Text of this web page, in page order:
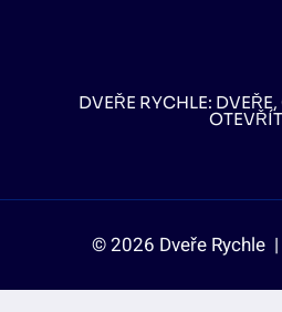
DVEŘE RYCHLE:
© 2026 Dveře Rychle |